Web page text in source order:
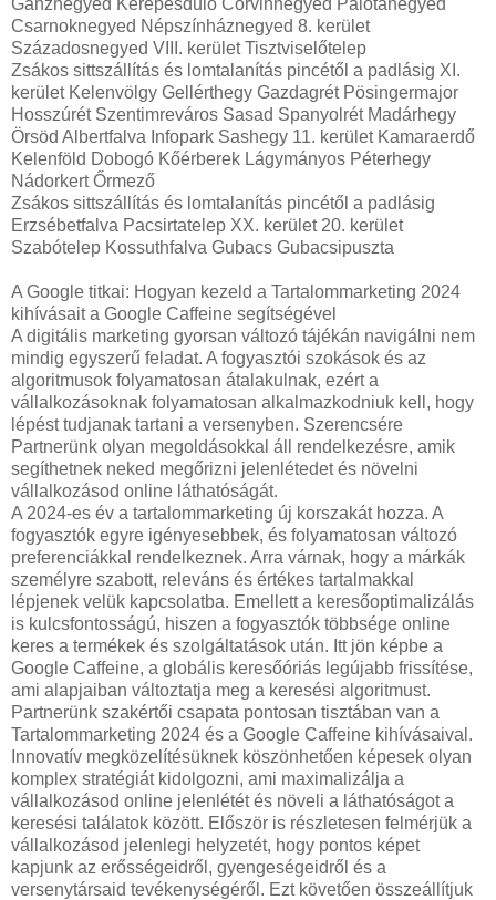
Csarnoknegyed Népszínháznegyed 8. kerület
Századosnegyed VIII. kerület Tisztviselőtelep
Zsákos sittszállítás és lomtalanítás pincétől a padlásig XI.
kerület Kelenvölgy Gellérthegy Gazdagrét Pösingermajor
Hosszúrét Szentimreváros Sasad Spanyolrét Madárhegy
Örsöd Albertfalva Infopark Sashegy 11. kerület Kamaraerdő
Kelenföld Dobogó Kőérberek Lágymányos Péterhegy
Nádorkert Őrmező
Zsákos sittszállítás és lomtalanítás pincétől a padlásig
Erzsébetfalva Pacsirtatelep XX. kerület 20. kerület
Szabótelep Kossuthfalva Gubacs Gubacsipuszta
A Google titkai: Hogyan kezeld a Tartalommarketing 2024
kihívásait a Google Caffeine segítségével
A digitális marketing gyorsan változó tájékán navigálni nem
mindig egyszerű feladat. A fogyasztói szokások és az
algoritmusok folyamatosan átalakulnak, ezért a
vállalkozásoknak folyamatosan alkalmazkodniuk kell, hogy
lépést tudjanak tartani a versenyben. Szerencsére
Partnerünk olyan megoldásokkal áll rendelkezésre, amik
segíthetnek neked megőrizni jelenlétedet és növelni
vállalkozásod online láthatóságát.
A 2024-es év a tartalommarketing új korszakát hozza. A
fogyasztók egyre igényesebbek, és folyamatosan változó
preferenciákkal rendelkeznek. Arra várnak, hogy a márkák
személyre szabott, releváns és értékes tartalmakkal
lépjenek velük kapcsolatba. Emellett a keresőoptimalizálás
is kulcsfontosságú, hiszen a fogyasztók többsége online
keres a termékek és szolgáltatások után. Itt jön képbe a
Google Caffeine, a globális keresőóriás legújabb frissítése,
ami alapjaiban változtatja meg a keresési algoritmust.
Partnerünk szakértői csapata pontosan tisztában van a
Tartalommarketing 2024 és a Google Caffeine kihívásaival.
Innovatív megközelítésüknek köszönhetően képesek olyan
komplex stratégiát kidolgozni, ami maximalizálja a
vállalkozásod online jelenlétét és növeli a láthatóságot a
keresési találatok között. Először is részletesen felmérjük a
vállalkozásod jelenlegi helyzetét, hogy pontos képet
kapjunk az erősségeidről, gyengeségeidről és a
versenytársaid tevékenységéről. Ezt követően összeállítjuk